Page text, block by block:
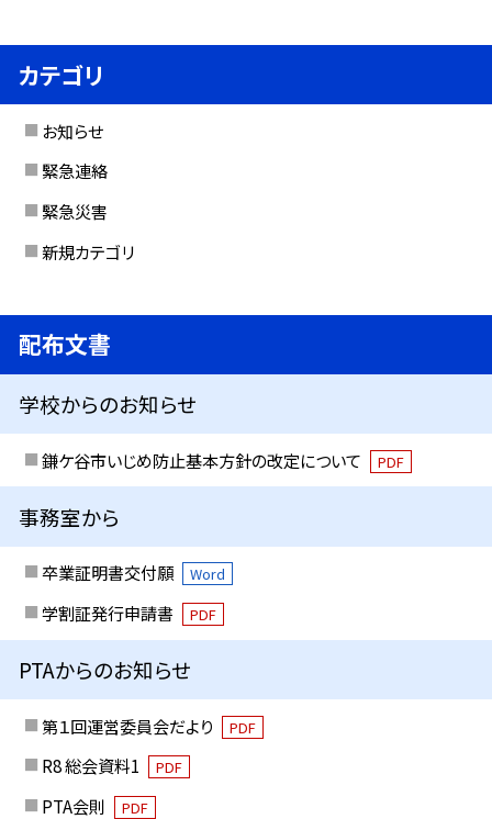
カテゴリ
お知らせ
緊急連絡
緊急災害
新規カテゴリ
配布文書
学校からのお知らせ
鎌ケ谷市いじめ防止基本方針の改定について PDF
事務室から
卒業証明書交付願 Word
学割証発行申請書 PDF
PTAからのお知らせ
第１回運営委員会だより PDF
R8 総会資料1 PDF
PTA会則 PDF